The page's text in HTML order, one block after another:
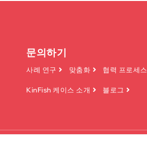
문의하기
사례 연구 맞춤화 협력 프로세스
KinFish 케이스 소개 블로그